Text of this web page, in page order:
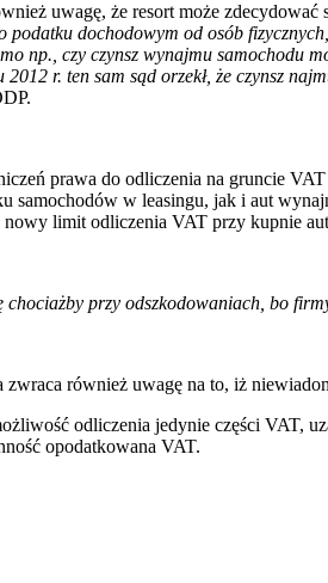
uwagę, że resort może
podatku dochodowym od osób
np., czy czynsz wynajmu samochodu
r. ten sam sąd orzekł, że czynsz
prawa do odliczenia na gruncie
samochodów w leasingu, jak i aut
nowy limit odliczenia VAT przy kupnie
przy odszkodowaniach, bo
zwraca również uwagę na to, iż
odliczenia jedynie części VAT,
opodatkowana VAT.